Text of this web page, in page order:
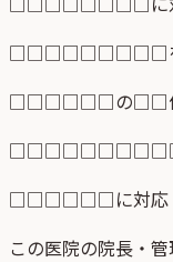
□□□□□□□□□を
□□□□□□の□□
□□□□□□に対応
この医院の院長・